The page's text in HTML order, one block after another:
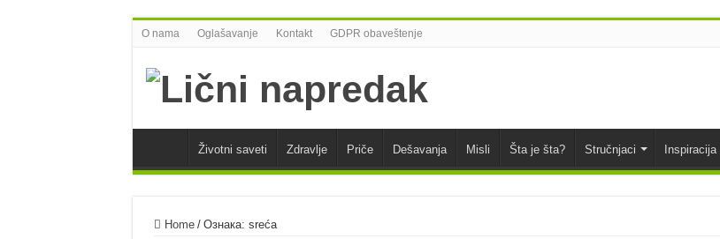
O nama Oglašavanje Kontakt GDPR obaveštenje
Životni saveti Zdravlje Priče Dešavanja Misli Šta je šta? Stručnjaci Inspiracija
Home / Ознака: sreća